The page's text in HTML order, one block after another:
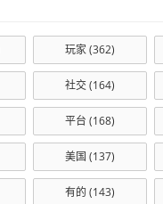
玩家(362)
社交(164)
平台 (168)
美国 (137)
有的 (143)